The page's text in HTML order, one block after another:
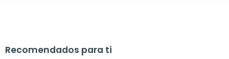
Recomendados para ti